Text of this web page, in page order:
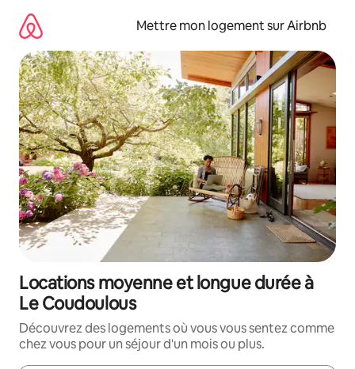
directement
contenu
Mettre mon logement sur Airbnb
Locations moyenne et longue durée à
Le Coudoulous
Découvrez des logements où vous vous sentez comme
chez vous pour un séjour d'un mois ou plus.